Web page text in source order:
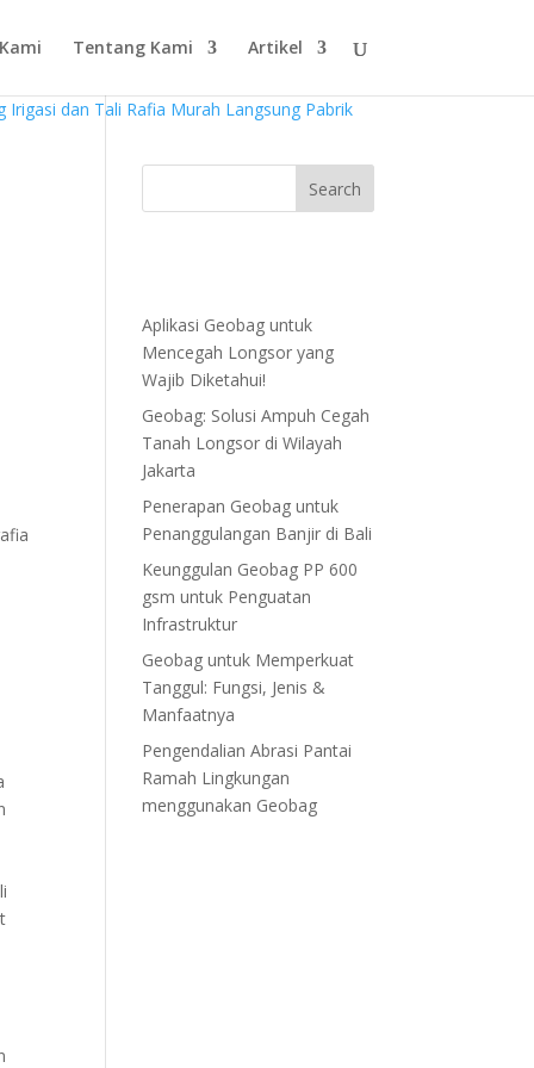
Tentang Kami Artikel
Aplikasi Geobag untuk
Mencegah Longsor yang
Wajib Diketahui!
Geobag: Solusi Ampuh Cegah
Tanah Longsor di Wilayah
Jakarta
Penerapan Geobag untuk
Penanggulangan Banjir di Bali
Keunggulan Geobag PP 600
gsm untuk Penguatan
Infrastruktur
Geobag untuk Memperkuat
Tanggul: Fungsi, Jenis &
Manfaatnya
Pengendalian Abrasi Pantai
Ramah Lingkungan
menggunakan Geobag